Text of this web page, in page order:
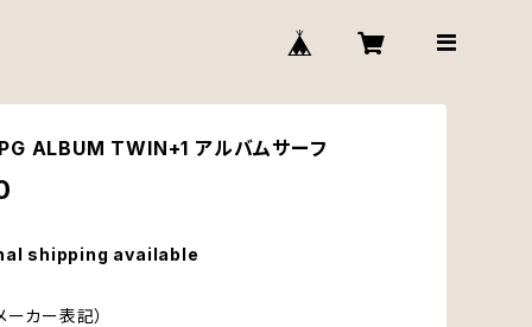
ALBUM TWIN+1 アルバムサーフ
shipping available
カー表記）